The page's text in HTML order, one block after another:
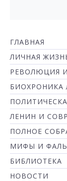
ГЛАВНАЯ
ЛИЧНАЯ
РЕВОЛЮЦИЯ
БИОХРОНИКА
ЛЕНИН И
ПОЛНОЕ
МИФЫ И
БИБЛИОТЕКА
НОВОСТИ